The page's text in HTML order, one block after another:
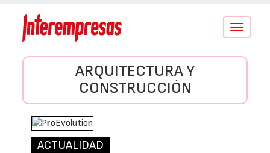
Conmutar
ARQUITECTURA Y
CONSTRUCCIÓN
ACTUALIDAD